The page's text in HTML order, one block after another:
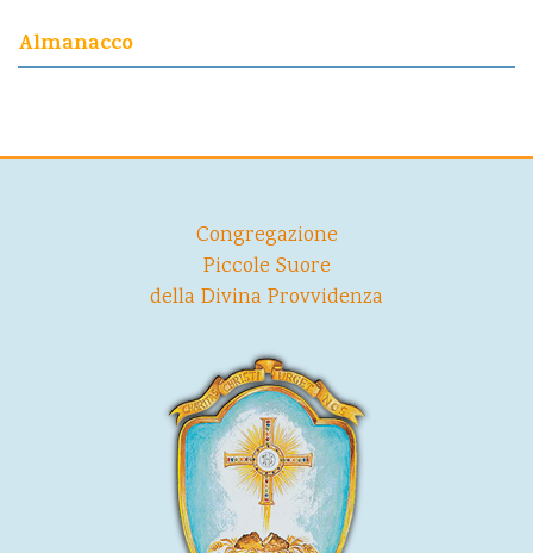
Almanacco
Congregazione
Piccole Suore
della Divina Provvidenza